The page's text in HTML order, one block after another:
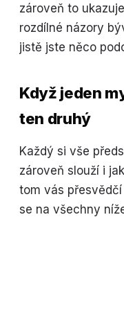
zároveň to
rozdílné názory
jistě jste něco
Když jeden
ten druhý
Každý si vše
zároveň slouží i
tom vás
se na všechny